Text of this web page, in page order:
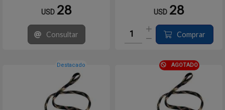
USD 28
Consultar
USD 28
Comprar
Destacado AGOTADO